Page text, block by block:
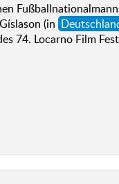
(in
74. Locarno Film